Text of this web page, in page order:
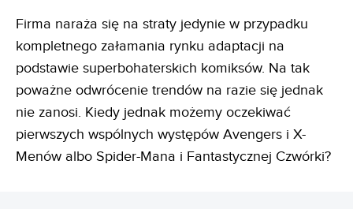
Firma naraża się na straty jedynie w przypadku
kompletnego załamania rynku adaptacji na
podstawie superbohaterskich komiksów. Na tak
poważne odwrócenie trendów na razie się jednak
nie zanosi. Kiedy jednak możemy oczekiwać
pierwszych wspólnych występów Avengers i X-
Menów albo Spider-Mana i Fantastycznej Czwórki?